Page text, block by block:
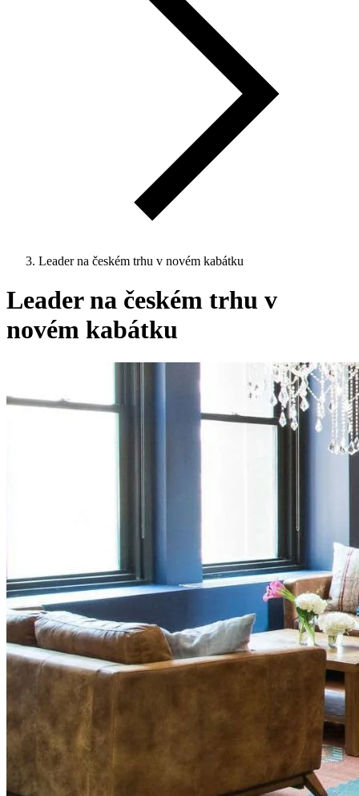
Leader na českém trhu v novém kabátku
Leader na českém trhu v
novém kabátku